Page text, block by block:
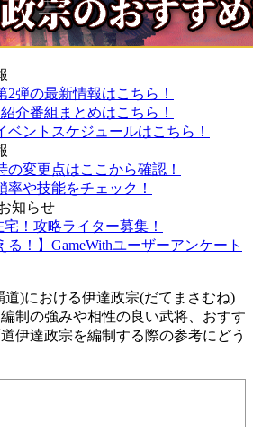
2弾の最新情報はこちら！
介番組まとめはこちら！
ベントスケジュールはこちら！
の変更点はここから確認！
率や技能をチェック！
知らせ
！攻略ライター募集！
る！】GameWithユーザーアンケート
)における伊達政宗(だてまさむね)
制の強みや相性の良い武将、おすす
伊達政宗を編制する際の参考にどう